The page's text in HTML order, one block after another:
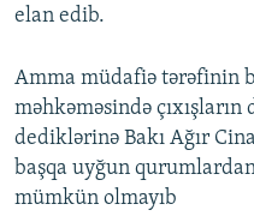
elan edib.
Amma müdafiə tərəfinin
məhkəməsində
dediklərinə Bakı Ağır
başqa uyğun
mümkün olmayıb